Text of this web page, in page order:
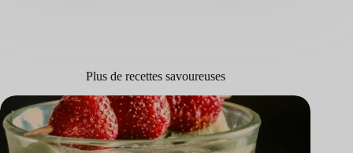
Plus de recettes savoureuses